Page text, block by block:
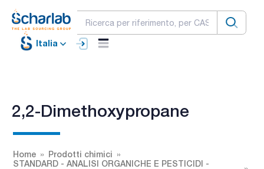
Italia
2,2-Dimethoxypropane
Home
Prodotti chimici
STANDARD - ANALISI ORGANICHE E PESTICIDI -